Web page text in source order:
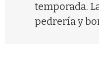
temporada.
pedrería y